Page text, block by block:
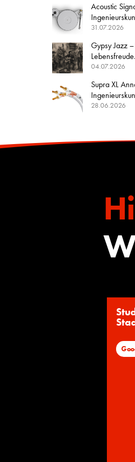
Acoustic
31.07.2026
Gypsy Jazz
Lebensfreude.
04.07.2026
Supra XL
28.06.2026